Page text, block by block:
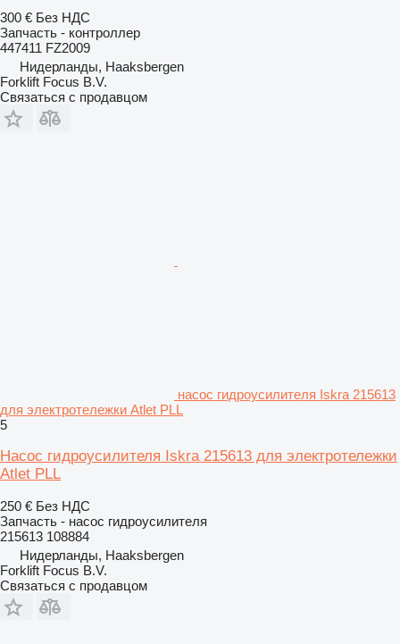
300 € Без НДС
Запчасть - контроллер
447411 FZ2009
Нидерланды, Haaksbergen
Forklift Focus B.V.
Связаться с продавцом
насос гидроусилителя Iskra 215613
для электротележки Atlet PLL
5
Насос гидроусилителя Iskra 215613 для электротележки
Atlet PLL
250 € Без НДС
Запчасть - насос гидроусилителя
215613 108884
Нидерланды, Haaksbergen
Forklift Focus B.V.
Связаться с продавцом